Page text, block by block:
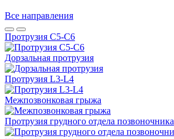
Все направления
Протрузия С5-С6
Дорзальная протрузия
Протрузия L3-L4
Межпозвонковая грыжа
Протрузия грудного отдела позвоночника